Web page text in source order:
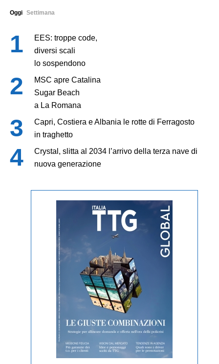
Oggi Settimana
EES: troppe code,
diversi scali
lo sospendono
MSC apre Catalina
Sugar Beach
a La Romana
Capri, Costiera e Albania le rotte di Ferragosto
in traghetto
Crystal, slitta al 2034 l’arrivo della terza nave di
nuova generazione